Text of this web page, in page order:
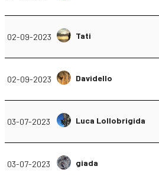
02-09-2023 Tati
02-09-2023 Davidello
03-07-2023 Luca Lollobrigida
03-07-2023 giada